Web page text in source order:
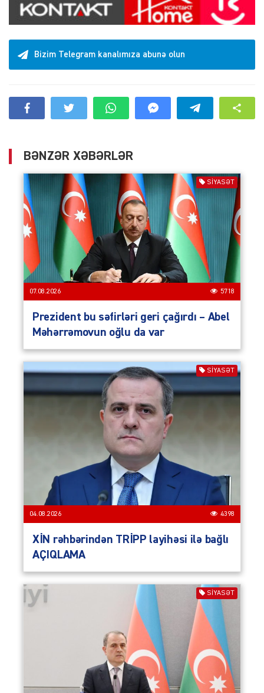
Bizim Telegram kanalımıza abunə olun
BƏNZƏR XƏBƏRLƏR
SIYASƏT
07.08.2026 5718
Prezident bu səfirləri geri çağırdı – Abel
Məhərrəmovun oğlu da var
SIYASƏT
04.08.2026 4398
XİN rəhbərindən TRİPP layihəsi ilə bağlı
AÇIQLAMA
SIYASƏT